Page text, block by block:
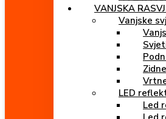
VANJSKA
Vanjske
LED
Led